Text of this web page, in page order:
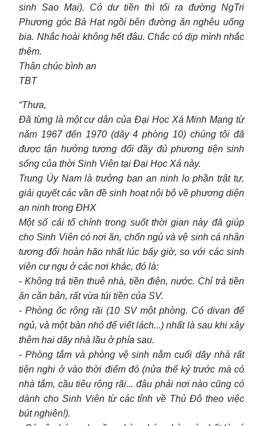
sinh Sao Mai). Có dư tiền thì tối ra đường NgTri
Phương góc Bà Hạt ngồi bên đường ăn nghêu uống
bia. Nhắc hoài không hết đâu. Chắc có dịp mình nhắc
thêm.
Thân chúc bình an
TBT
“Thưa,
Đã từng là một cư dân của Đại Học Xá Minh Mạng từ
năm 1967 đến 1970 (dãy 4 phòng 10) chúng tôi đã
được tận hưởng tương đối đầy đủ phương tiện sinh
sống của thời Sinh Viên tại Đại Học Xá này.
Trung Úy Nam là trưởng ban an ninh lo phần trật tự,
giải quyết các vần đề sinh hoạt nội bộ về phương diện
an ninh trong ĐHX
Một số cải tổ chính trong suốt thời gian này đã giúp
cho Sinh Viên có nơi ăn, chốn ngủ và vệ sinh cá nhân
tương đối hoàn hão nhất lúc bấy giờ, so với các sinh
viên cư ngu ở các nơi khác, đó là:
- Không trả tiền thuê nhà, tiền điện, nước. Chỉ trả tiền
ăn căn bản, rất vừa túi tiền của SV.
- Phòng ốc rộng rãi (10 SV một phòng. Có divan để
ngủ, và một bàn nhỏ để viết lách...) nhất là sau khi xây
thêm hai dãy nhà lầu ở phía sau.
- Phòng tắm và phòng vệ sinh nằm cuối dãy nhà rất
tiện nghi ở vào thời điểm đó (nửa thế kỷ trước mà có
nhà tắm, cầu tiêu rộng rãi... đâu phải nơi nào cũng có
dành cho Sinh Viên từ các tỉnh về Thủ Đô theo việc
bút nghiên!).